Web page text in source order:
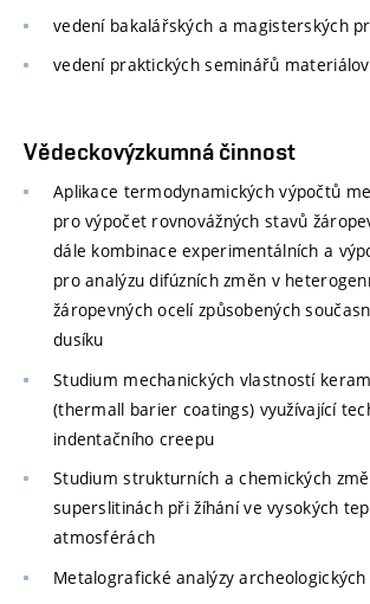
vedení bakalářských a magisterských
vedení praktických seminářů
Vědeckovýzkumná činnost
Aplikace termodynamických výpočtů
pro výpočet rovnovážných stavů
dále kombinace experimentálních a
pro analýzu difúzních změn v
žáropevných ocelí způsobených
dusíku
Studium mechanických vlastností
(thermall barier coatings) využívající
indentačního creepu
Studium strukturních a chemických
superslitinách při žíhání ve vysokých
atmosférách
Metalografické analýzy archeologických